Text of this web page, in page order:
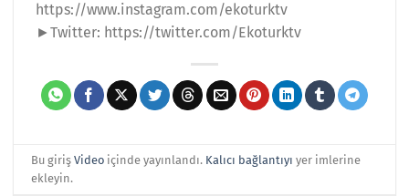
https://www.instagram.com/ekoturktv
►Twitter: https://twitter.com/Ekoturktv
Bu girişVideo içinde yayınlandı. Kalıcı bağlantıyı yer imlerine
ekleyin.